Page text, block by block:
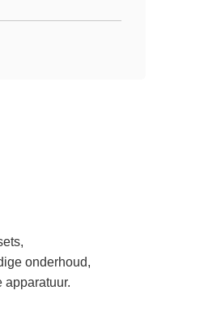
onderhoud,
apparatuur.